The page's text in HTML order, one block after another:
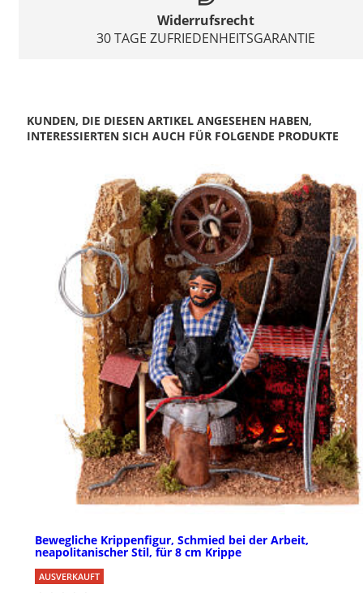
Widerrufsrecht
30 TAGE ZUFRIEDENHEITSGARANTIE
KUNDEN, DIE DIESEN ARTIKEL ANGESEHEN HABEN,
INTERESSIERTEN SICH AUCH FÜR FOLGENDE PRODUKTE
Bewegliche Krippenfigur, Schmied bei der Arbeit,
neapolitanischer Stil, für 8 cm Krippe
AUSVERKAUFT